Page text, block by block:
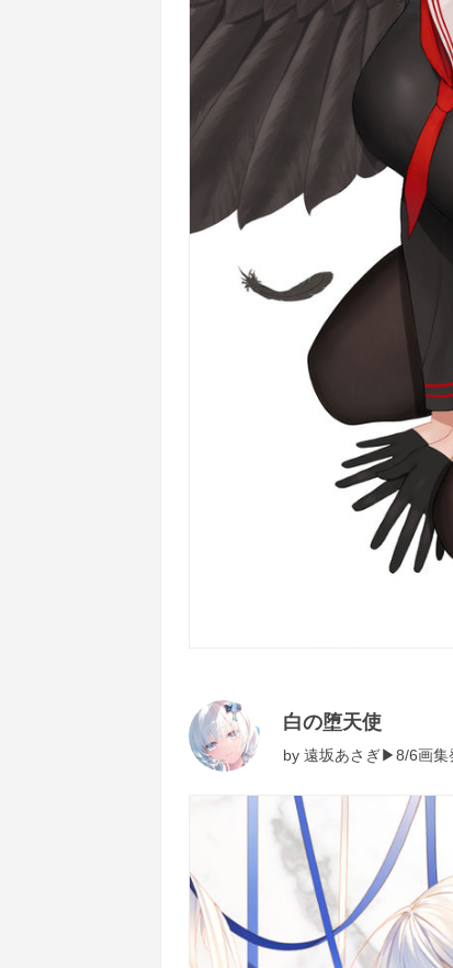
白の堕天使
by 遠坂あさぎ▶8/6画集